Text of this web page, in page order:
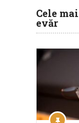
Cele
evăr